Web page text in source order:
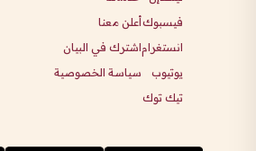
فيسبوك
انستغرام
يوتيوب
تيك توك
أعلن معنا
اشترك في البيان
سياسة الخصوصية